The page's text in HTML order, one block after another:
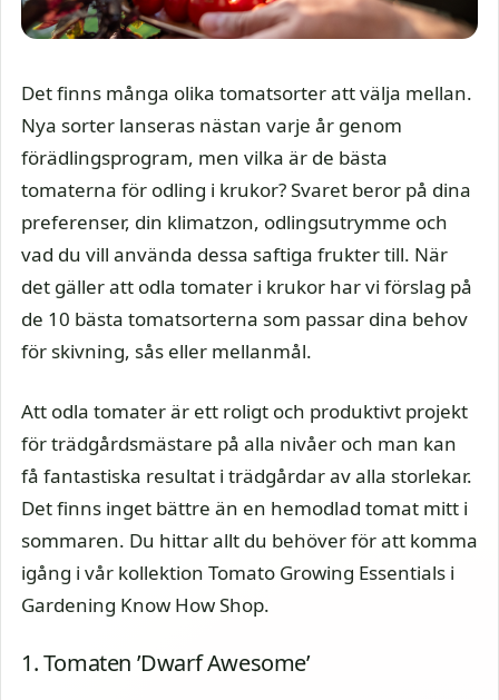
Det finns många olika tomatsorter att välja mellan.
Nya sorter lanseras nästan varje år genom
förädlingsprogram, men vilka är de bästa
tomaterna för odling i krukor? Svaret beror på dina
preferenser, din klimatzon, odlingsutrymme och
vad du vill använda dessa saftiga frukter till. När
det gäller att odla tomater i krukor har vi förslag på
de 10 bästa tomatsorterna som passar dina behov
för skivning, sås eller mellanmål.
Att odla tomater är ett roligt och produktivt projekt
för trädgårdsmästare på alla nivåer och man kan
få fantastiska resultat i trädgårdar av alla storlekar.
Det finns inget bättre än en hemodlad tomat mitt i
sommaren. Du hittar allt du behöver för att komma
igång i vår kollektion Tomato Growing Essentials i
Gardening Know How Shop.
1. Tomaten ’Dwarf Awesome’